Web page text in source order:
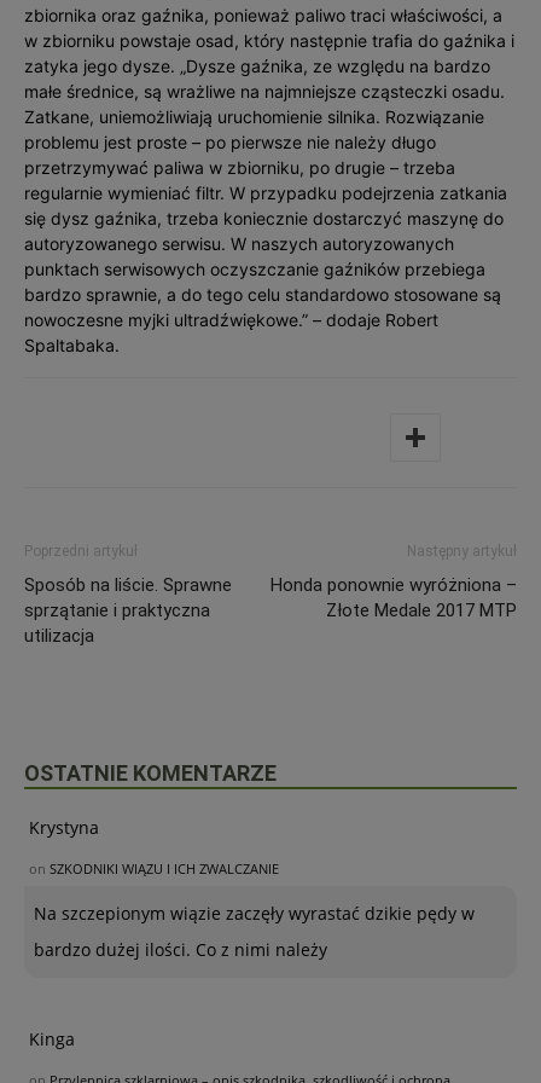
zbiornika oraz gaźnika, ponieważ paliwo traci właściwości, a
w zbiorniku powstaje osad, który następnie trafia do gaźnika i
zatyka jego dysze. „Dysze gaźnika, ze względu na bardzo
małe średnice, są wrażliwe na najmniejsze cząsteczki osadu.
Zatkane, uniemożliwiają uruchomienie silnika. Rozwiązanie
problemu jest proste – po pierwsze nie należy długo
przetrzymywać paliwa w zbiorniku, po drugie – trzeba
regularnie wymieniać filtr. W przypadku podejrzenia zatkania
się dysz gaźnika, trzeba koniecznie dostarczyć maszynę do
autoryzowanego serwisu. W naszych autoryzowanych
punktach serwisowych oczyszczanie gaźników przebiega
bardzo sprawnie, a do tego celu standardowo stosowane są
nowoczesne myjki ultradźwiękowe.” – dodaje Robert
Spaltabaka.
Poprzedni artykuł
Sposób na liście. Sprawne
sprzątanie i praktyczna
utilizacja
Następny artykuł
Honda ponownie wyróżniona –
Złote Medale 2017 MTP
OSTATNIE KOMENTARZE
Krystyna
on SZKODNIKI WIĄZU I ICH ZWALCZANIE
Na szczepionym wiązie zaczęły wyrastać dzikie pędy w
bardzo dużej ilości. Co z nimi należy
Kinga